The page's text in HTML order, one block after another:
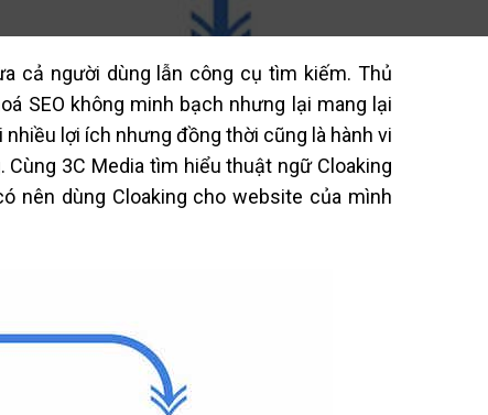
cả người dùng lẫn công cụ tìm kiếm. Thủ
SEO không minh bạch nhưng lại mang lại
lợi ích nhưng đồng thời cũng là hành vi
3C Media tìm hiểu thuật ngữ Cloaking
nên dùng Cloaking cho website của mình